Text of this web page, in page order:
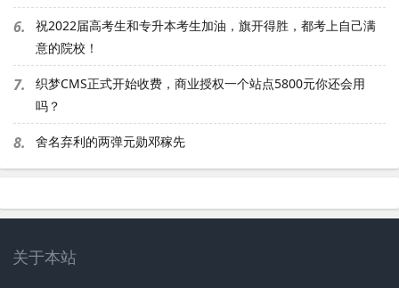
6.
祝2022届高考生和专升本考生加油，旗开得胜，都考上自己满
意的院校！
7.
织梦CMS正式开始收费，商业授权一个站点5800元你还会用
吗？
8. 舍名弃利的两弹元勋邓稼先
关于本站